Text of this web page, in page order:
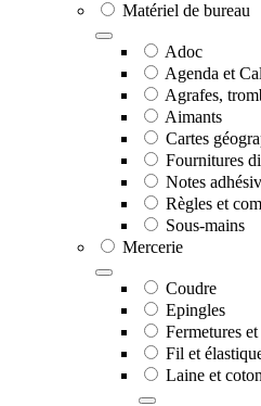
Matériel de bureau
Adoc
Agenda et
Agrafes,
Aimants
Cartes
Fournitures
Notes
Règles et
Sous-mains
Mercerie
Coudre
Epingles
Fermetures
Fil et
Laine et coton